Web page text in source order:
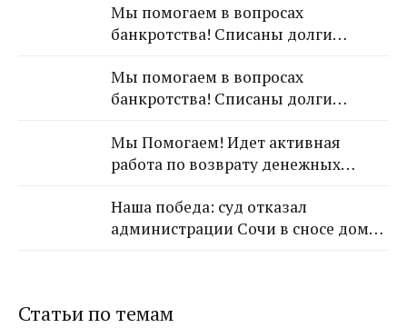
взыскании с арендодателя 650 000
рублей!
Мы помогаем в вопросах
банкротства! Списаны долги
Мы помогаем в вопросах
банкротства! Списаны долги
Мы Помогаем! Идет активная
работа по возврату денежных
Самвела Смпатовича 17.07.1983 г.р.
Наша победа: суд отказал
администрации Сочи в сносе дома,
Статьи по темам